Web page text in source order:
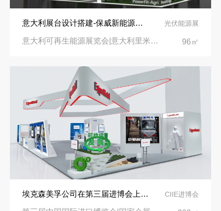
意大利展台设计搭建-保威新能源在意大利里米尼会展中心推出最新产品-中励展览设计策划公司 光伏能源展
意大利可再生能源展览会|意大利里米尼会展中心 96㎡
埃克森美孚公司在第三届进博会上展示非凡的展台搭建设计 CIIE进博会